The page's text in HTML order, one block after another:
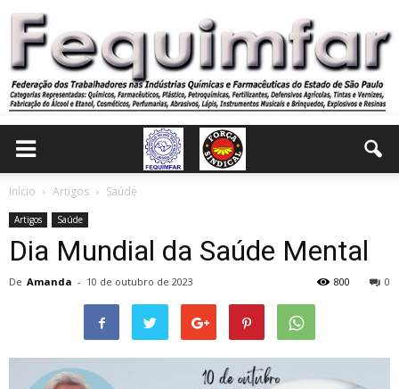
Início Artigos Saúde
Artigos Saúde
Dia Mundial da Saúde Mental
De Amanda - 10 de outubro de 2023 0
800